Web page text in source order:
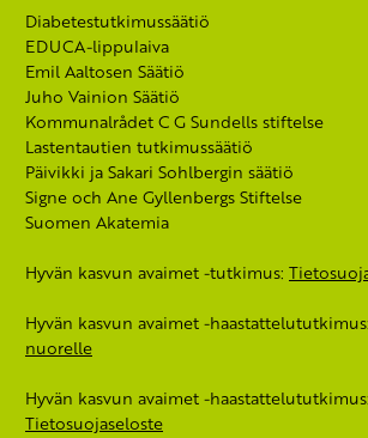
Diabetestutkimussäätiö
EDUCA-lippulaiva
Emil Aaltosen Säätiö
Juho Vainion Säätiö
Kommunalrådet C G Sundells stiftelse
Lastentautien tutkimussäätiö
Päivikki ja Sakari Sohlbergin säätiö
Signe och Ane Gyllenbergs Stiftelse
Suomen Akatemia
Hyvän kasvun avaimet -tutkimus:
Hyvän kasvun avaimet -haastattelututkimus:
nuorelle
Hyvän kasvun avaimet -haastattelututkimus:
Tietosuojaseloste